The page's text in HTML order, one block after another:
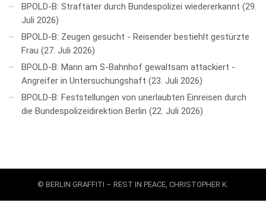
BPOLD-B: Straftäter durch Bundespolizei wiedererkannt
29.
Juli 2026
BPOLD-B: Zeugen gesucht - Reisender bestiehlt gestürzte
Frau
27. Juli 2026
BPOLD-B: Mann am S-Bahnhof gewaltsam attackiert -
Angreifer in Untersuchungshaft
23. Juli 2026
BPOLD-B: Feststellungen von unerlaubten Einreisen durch
die Bundespolizeidirektion Berlin
22. Juli 2026
© BERLIN GRAFFITI – REST IN PEACE, CHRISTOPHER K.